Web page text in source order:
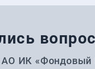
АО ИК «Фондовый